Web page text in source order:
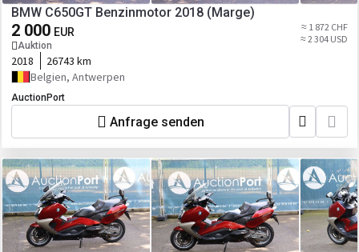
BMW C650GT Benzinmotor 2018 (Marge)
2 000 EUR
Auktion
≈ 1 872 CHF
≈ 2 304 USD
2018
26743 km
Belgien, Antwerpen
AuctionPort
Anfrage senden